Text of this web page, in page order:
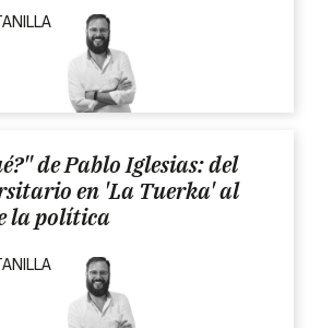
de Pablo Iglesias: del
en 'La Tuerka' al
la política